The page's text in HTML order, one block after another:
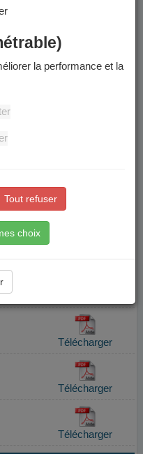
la performance et la
Tout refuser
choix